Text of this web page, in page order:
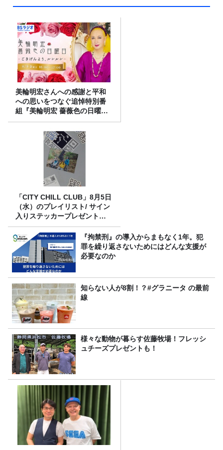
美輪明宏さんへの感謝と平和
への思いをつなぐ追悼特別番
組『美輪明宏 薔薇色の日曜日
～ごきげんよう、ルンルン
～』8/9（日）16時放送
「CITY CHILL CLUB」8月5日
（水）のプレイリスト/ サイン
入りステッカープレゼント有
り
『拘禁刑』の導入からまもなく1年。犯
罪を繰り返さないためにはどんな支援が
必要なのか
知らない人が8割！？#グラニータ の最前
線
様々な動物が暮らす佐藤牧場！フレッシ
ュチーズプレゼントも！